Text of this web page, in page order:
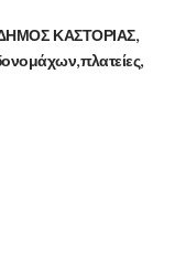
ΚΑΣΤΟΡΙΑΣ
πλατείες